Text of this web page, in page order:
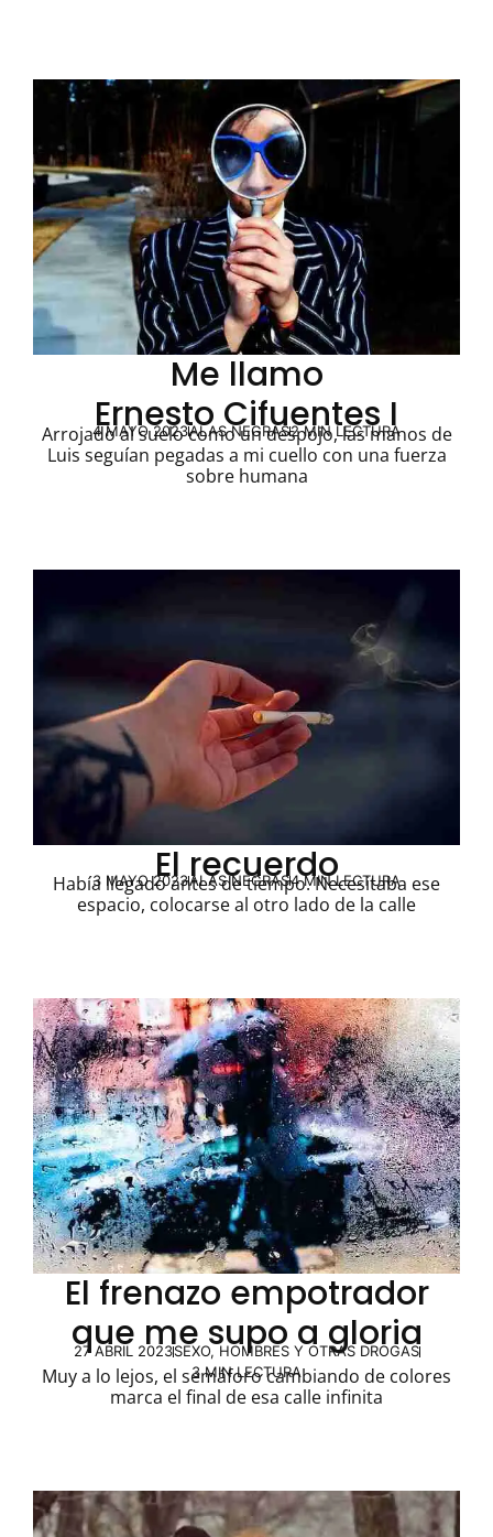
Me llamo
Ernesto Cifuentes I
4 MAYO 2023ALAS NEGRAS2 MIN LECTURA
Arrojado al suelo como un despojo, las manos de
Luis seguían pegadas a mi cuello con una fuerza
sobre humana
El recuerdo
3 MAYO 2023ALAS NEGRAS4 MIN LECTURA
Había llegado antes de tiempo. Necesitaba ese
espacio, colocarse al otro lado de la calle
El frenazo empotrador
que me supo a gloria
27 ABRIL 2023SEXO, HOMBRES Y OTRAS DROGAS
3 MIN LECTURA
Muy a lo lejos, el semáforo cambiando de colores
marca el final de esa calle infinita